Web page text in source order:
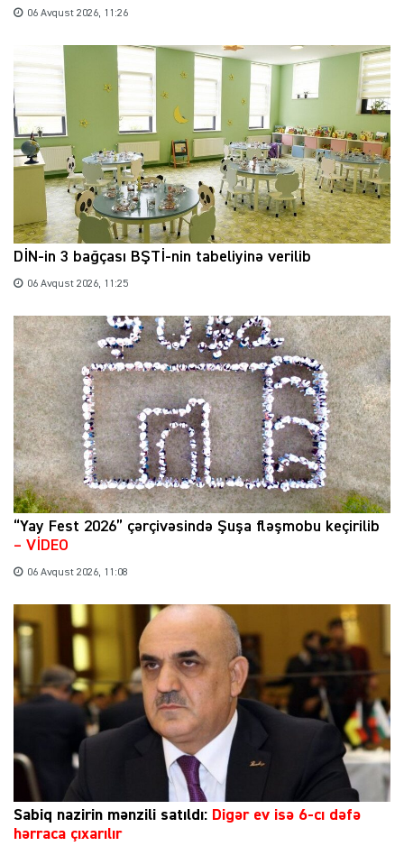
06 Avqust 2026, 11:26
DİN-in 3 bağçası BŞTİ-nin tabeliyinə verilib
06 Avqust 2026, 11:25
“Yay Fest 2026” çərçivəsində Şuşa fləşmobu keçirilib
– VİDEO
06 Avqust 2026, 11:08
Sabiq nazirin mənzili satıldı: Digər ev isə 6-cı dəfə
hərraca çıxarılır